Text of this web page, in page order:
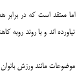
معتقد است كه در
اند و با روند
مانند ورزش